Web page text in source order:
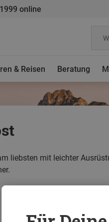
online
& Reisen Beratung
liebsten mit leichter